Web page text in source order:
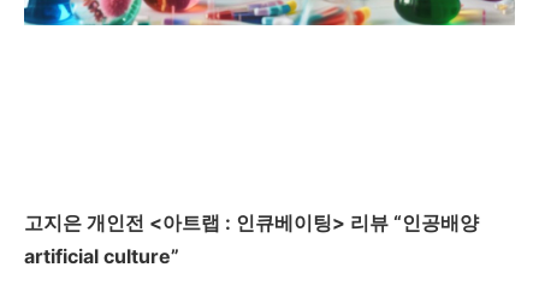
고지은 개인전 <아트랩 : 인큐베이팅> 리뷰 “인공배양
artificial culture”